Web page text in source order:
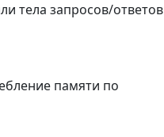
тела запросов/ответов
памяти по